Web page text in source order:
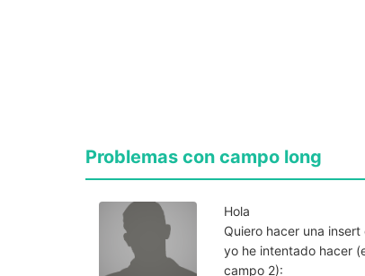
Problemas con campo long
Hola
Quiero hacer una
yo he intentado hacer
campo 2):